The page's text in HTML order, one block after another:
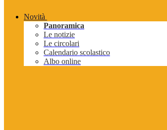
Novità
Panoramica
Le notizie
Le circolari
Calendario scolastico
Albo online